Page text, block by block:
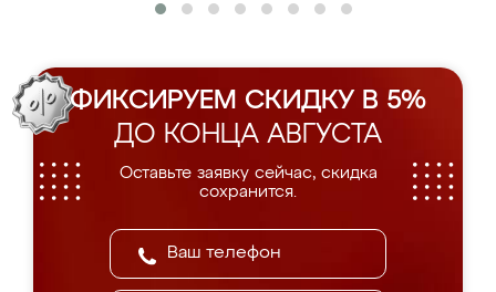
ФИКСИРУЕМ СКИДКУ В 5%
ДО КОНЦА АВГУСТА
Оставьте заявку сейчас, скидка
сохранится.